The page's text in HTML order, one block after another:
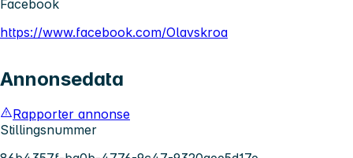
Facebook
https://www.facebook.com/Olavskroa
Annonsedata
Rapporter annonse
Stillingsnummer